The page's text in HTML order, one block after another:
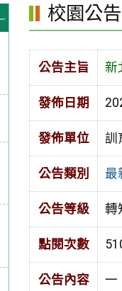
校園公告
公告主旨 新
發佈日期
發佈單位 訓
公告類別 最
公告等級 轉
點閱次數
公告內容
一